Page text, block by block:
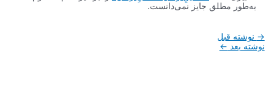
به‌طور مطلق جایز نمی‌دانست.
راهبری
نوشته
→ نوشته قبل
نوشته بعد ←